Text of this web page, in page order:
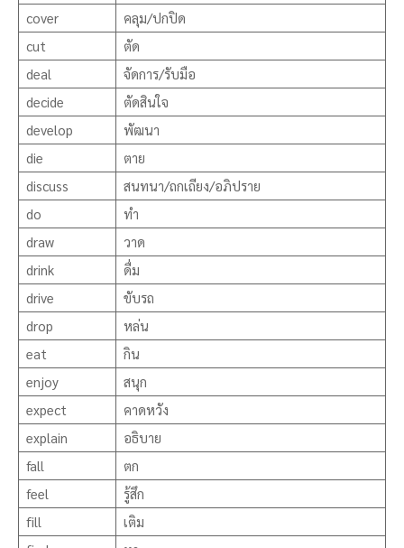
cover
คลุม/ปกปิด
cut
ตัด
deal
จัดการ/รับมือ
decide
ตัดสินใจ
develop
พัฒนา
die
ตาย
discuss
สนทนา/ถกเถียง/อภิปราย
do
ทำ
draw
วาด
drink
ดื่ม
drive
ขับรถ
drop
หล่น
eat
กิน
enjoy
สนุก
expect
คาดหวัง
explain
อธิบาย
fall
ตก
feel
รู้สึก
fill
เติม